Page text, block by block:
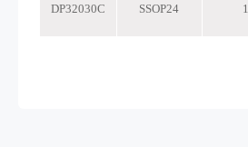
DP32030C SSOP24